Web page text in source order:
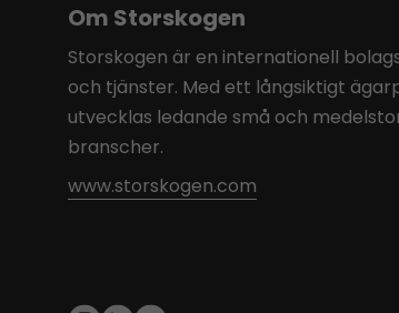
Om Storskogen
Storskogen är en internationell
och tjänster. Med ett långsiktigt
utvecklas ledande små och
branscher.
www.storskogen.com